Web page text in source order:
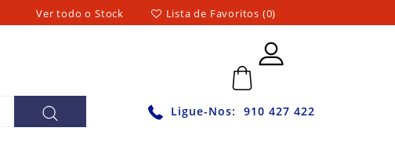
Ver todo o Stock Lista de Favoritos (0)
Ligue-Nos: 910 427 422